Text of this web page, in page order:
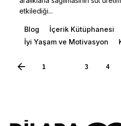
etkilediği...
Blog
İçerik Kütüphanesi
İyi Yaşam ve Motivasyon
1 3 4